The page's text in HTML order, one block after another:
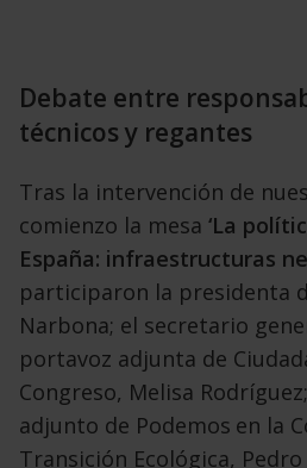
Debate entre
técnicos y regantes
Tras la intervención de
comienzo la mesa ‘La
España: infraestructuras
participaron la presidenta
Narbona; el secretario
portavoz adjunta de
Congreso, Melisa
adjunto de Podemos en la
Transición Ecológica,